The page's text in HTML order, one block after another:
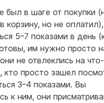
был в шаге от покупки
корзину, но не
5–7 показами в день
им нужно просто
не отвлеклись на
кто просто зашел
3–4 показами. Вы
к ним, они